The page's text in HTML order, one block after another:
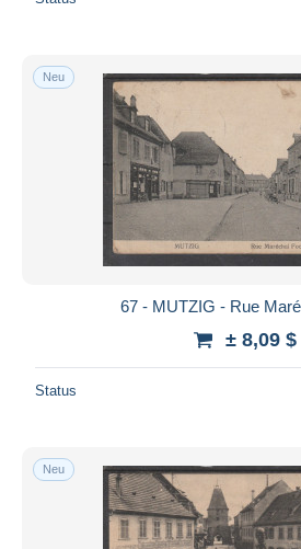
Neu
67 - MUTZIG - Rue
± 8,09 $
Status
Neu